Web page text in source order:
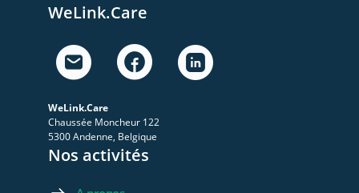
WeLink.Care
WeLink.Care
Chaussée Moncheur 122
5300 Andenne, Belgique
Nos activités